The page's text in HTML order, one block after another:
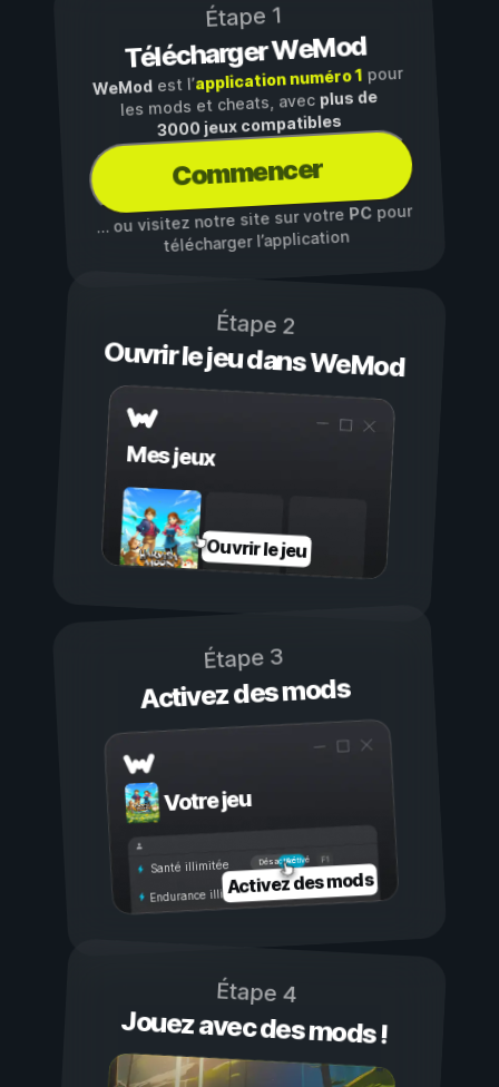
Étape 1
Télécharger WeMod
WeModest l’application numéro 1pour
les mods et cheats, avec plus de
3000 jeux compatibles
Commencer
… ou visitez notre site sur votre PCpour
télécharger l’application
Étape 2
Ouvrir le jeu dans WeMod
Mes jeux
Ouvrir le jeu
Étape 3
Activez des mods
Votre jeu
Activé
Désactivé
Santé illimitée
Endurance illimitéeActivez des mods
Étape 4
Jouez avec des mods !